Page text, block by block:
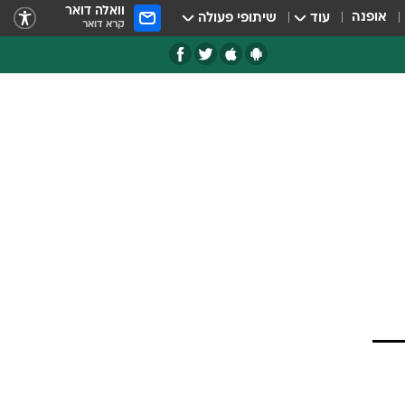
אופנה עוד שיתופי פעולה וואלה דואר
קרא דואר